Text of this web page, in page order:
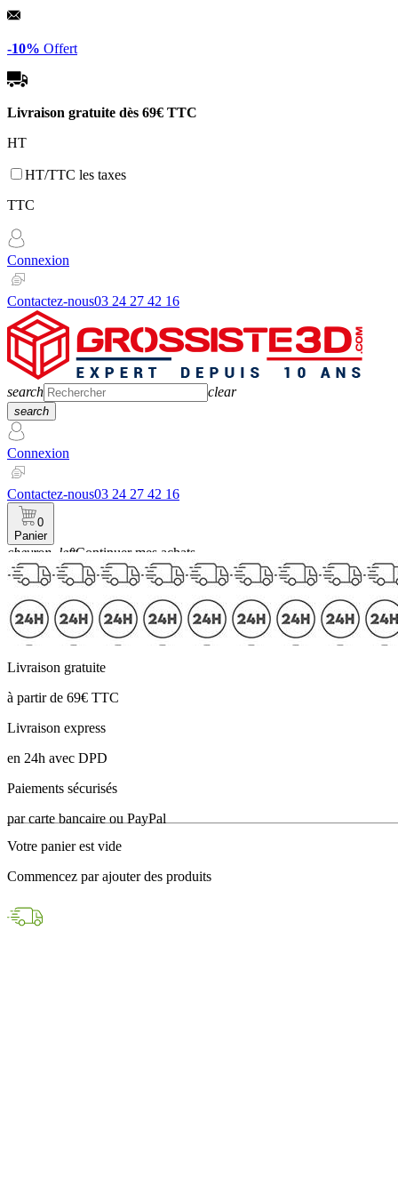
Panneau de gestion des cookies
-10% Offert
Livraison gratuite dès 69€ TTC
HT
HT/TTC les taxes
TTC
Connexion
Contactez-nous03 24 27 42 16
search clear
search
Connexion
Contactez-nous03 24 27 42 16
0
Panier
chevron_leftContinuer mes achats
Panier
Livraison gratuite
à partir de 69€ TTC
Livraison express
en 24h avec DPD
Paiements sécurisés
par carte bancaire ou PayPal
Votre panier est vide
Commencez par ajouter des produits